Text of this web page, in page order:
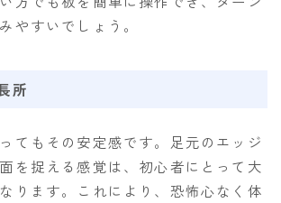
やすいでしょう。
所
てもその安定感です。足元のエッジ
を捉える感覚は、初心者にとって大
ります。これにより、恐怖心なく体